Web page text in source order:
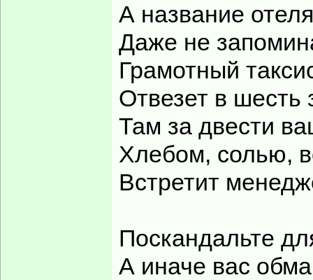
А название отеля
Даже не
Грамотный
Отвезет в
Там за двести
Хлебом, солью,
Встретит
Поскандальте
А иначе вас